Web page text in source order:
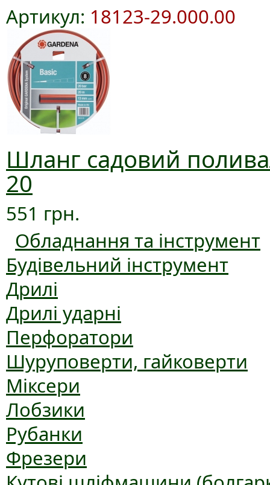
Артикул: 18123-29.000.00
Шланг садовий
20
551 грн.
Обладнання та інструмент
Будівельний інструмент
Дрилі
Дрилі ударні
Перфоратори
Шуруповерти, гайковерти
Міксери
Лобзики
Рубанки
Фрезери